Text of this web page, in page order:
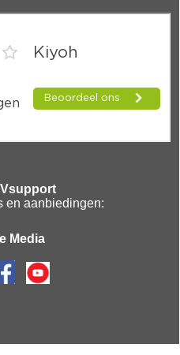
en aanbiedingen:
Media